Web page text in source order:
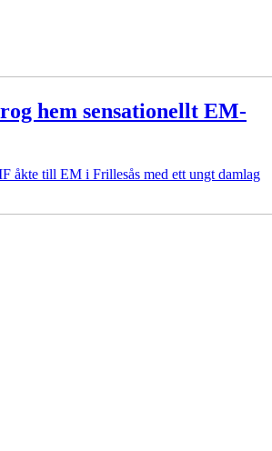
hem sensationellt EM-
åkte till EM i Frillesås med ett ungt damlag